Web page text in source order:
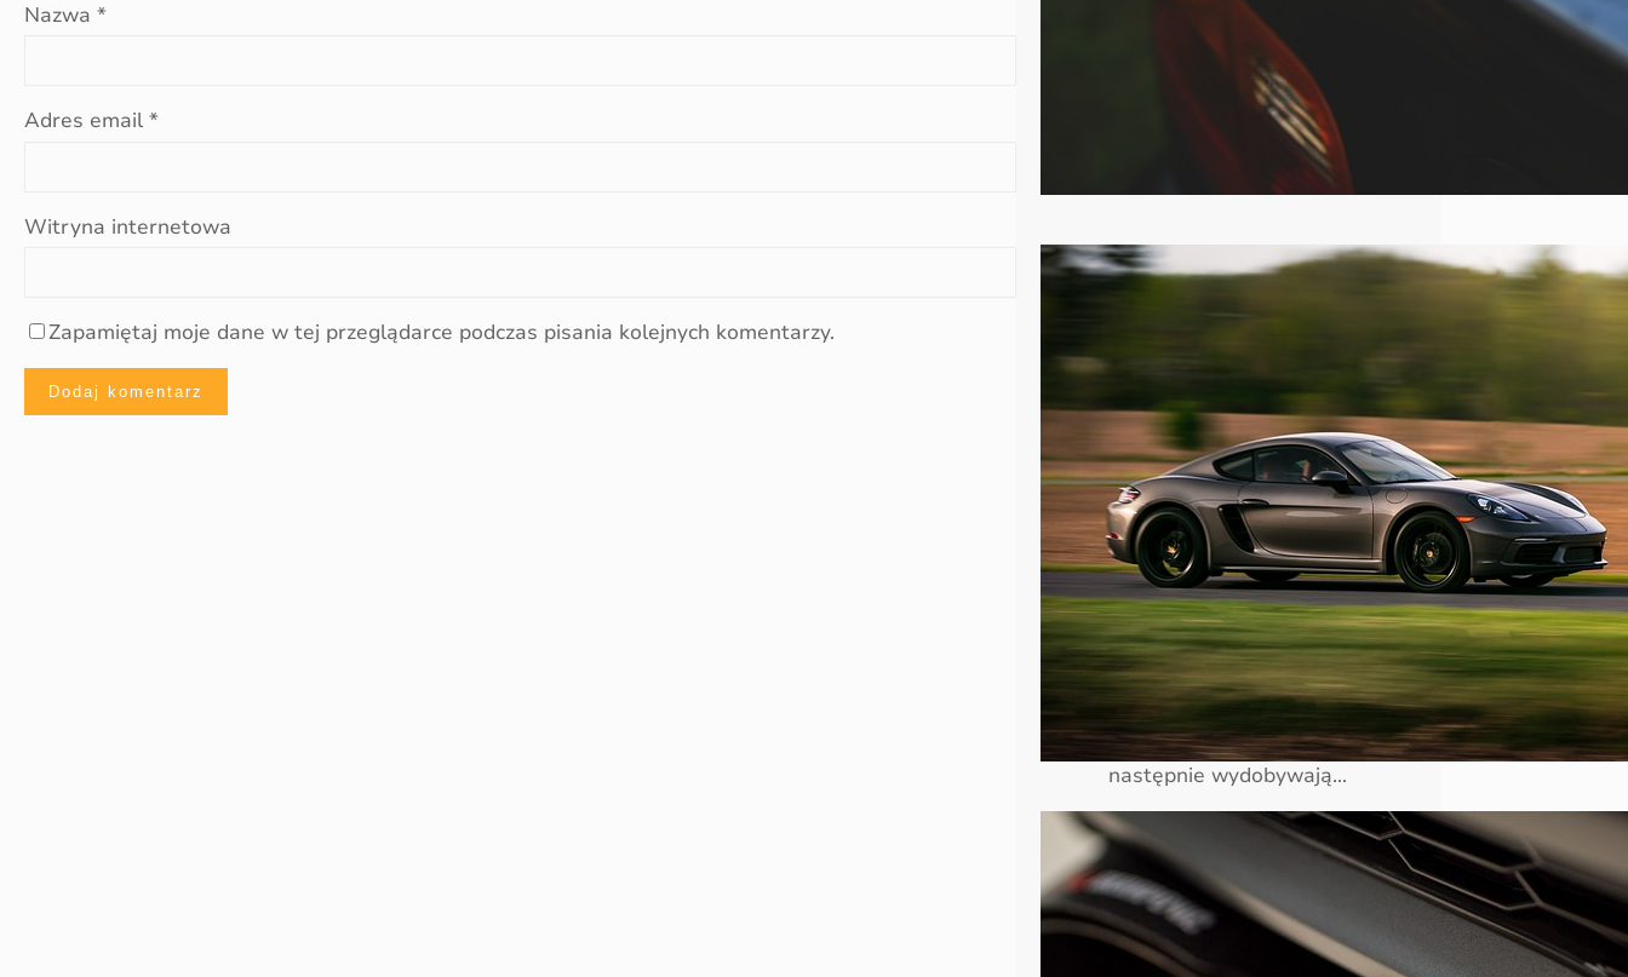
Nazwa *
Adres email *
Witryna internetowa
Zapamiętaj moje dane w tej przeglądarce podczas pisania kolejnych komentarzy.
Eksploatacja i wytrzymałość
katalizatora
Eksploatacja swojego auta we
właściwy sposób to niezwykle
ważna sprawa, szczególnie jeśli
zależy nam na tym, by nasz
pojazd służył nam przez długi
czas. Z tego właśnie powodu
powinniśmy zwracać uwagę na
wiele elementów w naszym
samochodzie, które mogą
ulegać uszkodzeniom. Jednym z
takich elementów jest
katalizator. Jego zadaniem jest
oczyszczanie spalin, które
następnie wydobywają…
Jakie technologie pozwalają
ograniczyć emisję spalin w
samochodach?